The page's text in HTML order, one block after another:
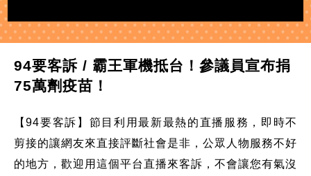
94要客訴 / 霸王軍機抵台！參議員宣布捐
75萬劑疫苗！
【94要客訴】節目利用最新最熱的直播服務，即時不
剪接的讓網友來直接評斷社會是非，公眾人物服務不好
的地方，歡迎用這個平台直播來客訴，不會讓您有氣沒